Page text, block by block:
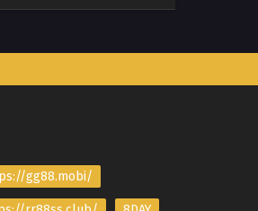
gg88.mobi/